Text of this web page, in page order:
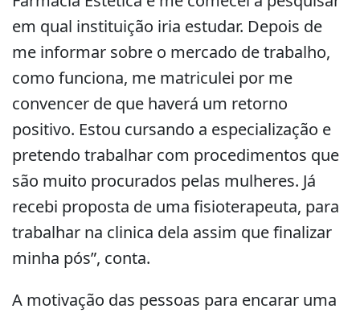
em qual instituição iria estudar. Depois de
me informar sobre o mercado de trabalho,
como funciona, me matriculei por me
convencer de que haverá um retorno
positivo. Estou cursando a especialização e
pretendo trabalhar com procedimentos que
são muito procurados pelas mulheres. Já
recebi proposta de uma fisioterapeuta, para
trabalhar na clinica dela assim que finalizar
minha pós”, conta.
A motivação das pessoas para encarar uma